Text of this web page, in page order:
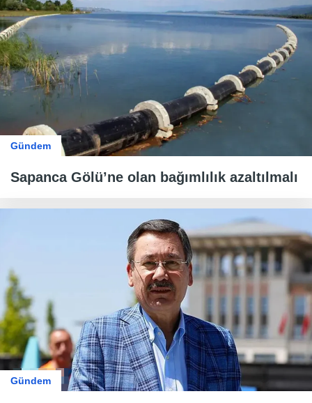
Gündem
Sapanca Gölü’ne olan bağımlılık azaltılmalı
Gündem